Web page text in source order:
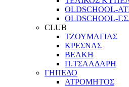
OLDSCHOOL-
OLDSCHOOL-
CLUB
ΤΖΟΥΜΑΓΙΑΣ
ΚΡΕΣΝΑΣ
ΒΕΑΚΗ
Π.ΤΣΑΛΔΑΡΗ
ΓΗΠΕΔΟ
ΑΤΡΟΜΗΤΟΣ